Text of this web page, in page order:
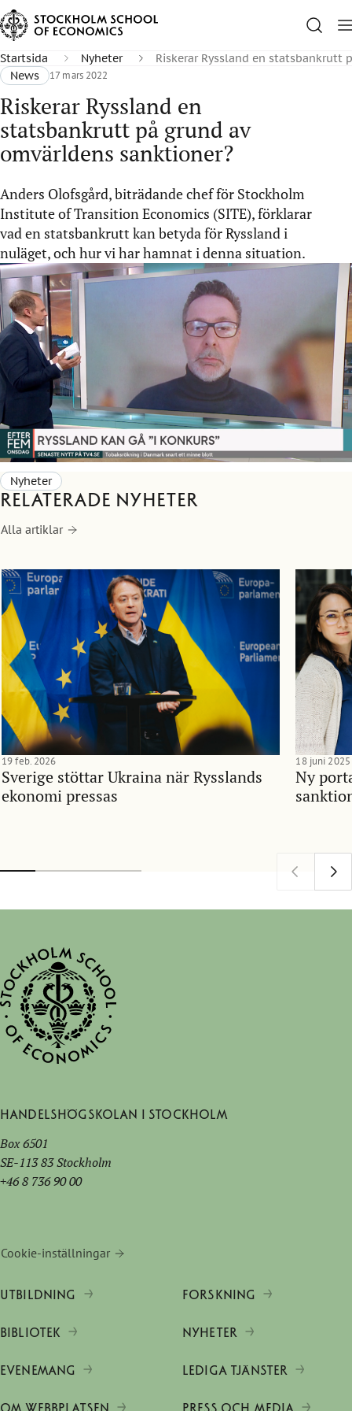
Startsida Nyheter
Riskerar Ryssland en statsbankrutt
News
17 mars 2022
Riskerar Ryssland en
statsbankrutt på grund av
omvärldens sanktioner?
Anders Olofsgård, biträdande chef för Stockholm
Institute of Transition Economics (SITE), förklarar
vad en statsbankrutt kan betyda för Ryssland i
nuläget, och hur vi har hamnat i denna situation.
Nyheter
Relaterade nyheter
Alla artiklar
Sverige stöttar Ukraina när Rysslands
ekonomi pressas
19 feb. 2026
Ny
18 juni 2025
Handelshögskolan i Stockholm
Box 6501
SE-113 83 Stockholm
+46 8 736 90 00
Cookie-inställningar
UTBILDNING FORSKNING
BIBLIOTEK NYHETER
EVENEMANG LEDIGA TJÄNSTER
OM WEBBPLATSEN PRESS OCH MEDIA